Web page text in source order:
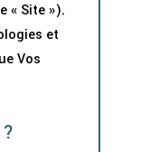
« Site »).
et
Vos